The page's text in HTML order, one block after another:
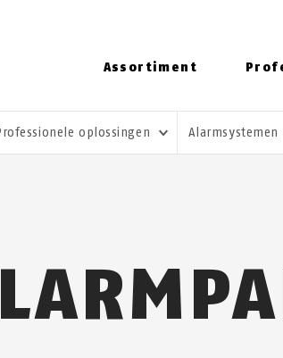
Assortiment
oplossingen Alarmsystemen